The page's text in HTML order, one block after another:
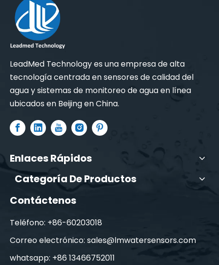
LeadMed Technology es una empresa de alta
tecnología centrada en sensores de calidad del
agua y sistemas de monitoreo de agua en línea
ubicados en Beijing en China.
Enlaces Rápidos
Categoría De Productos
Contáctenos
Teléfono: +86-60203018
Correo electrónico: sales@lmwatersensors.com
whatsapp: +86 13466752011